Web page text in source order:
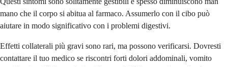
mano che il corpo si abitua al farmaco. Assumerlo con il cibo può
aiutare in modo significativo con i problemi digestivi.
Effetti collaterali più gravi sono rari, ma possono verificarsi. Dovresti
contattare il tuo medico se riscontri forti dolori addominali, vomito